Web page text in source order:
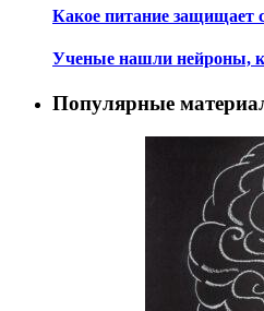
Какое питание защищает
Ученые нашли нейроны,
Популярные